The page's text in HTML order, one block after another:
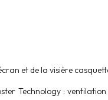
et de la visière
Technology :